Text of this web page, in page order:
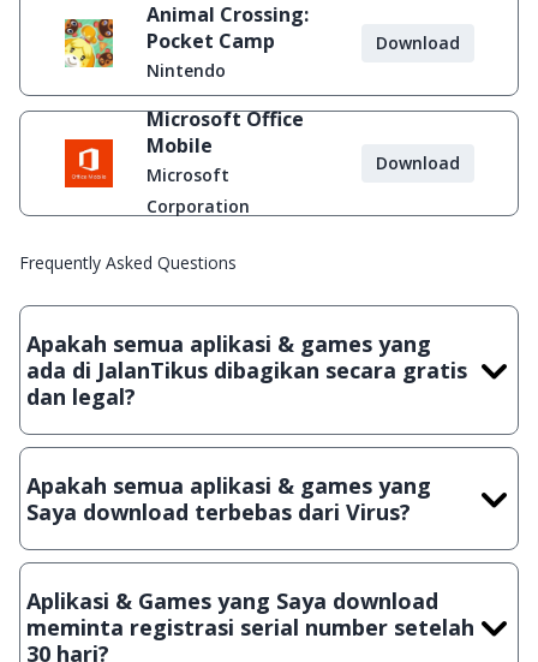
Animal Crossing:
Pocket Camp
Nintendo
Download
Microsoft Office
Mobile
Microsoft
Corporation
Download
Frequently Asked Questions
Apakah semua aplikasi & games yang
ada di JalanTikus dibagikan secara gratis
dan legal?
Ya, JalanTikus hanya membagikan aplikasi & games yang
crack, patch atau semacamnya.
Apakah semua aplikasi & games yang
Saya download terbebas dari Virus?
Ya, JalanTikus selalu melakukan scanning dengan 3 jenis
suatu aplikasi atau games, sehingga bisa dijamin 100%
terbebas dari virus.
Aplikasi & Games yang Saya download
meminta registrasi serial number setelah
30 hari?